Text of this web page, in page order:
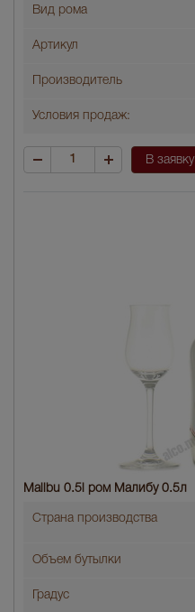
Вид рома
Артикул
Производитель
Условия продаж:
В заявку
Malibu 0.5l ром Малибу 0.5л
Страна производства
Объем бутылки
Градус